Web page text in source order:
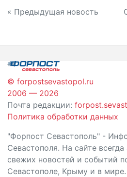
Навигация
записям
« Предыдущая новость
© forpostsevastopol.ru
2006 — 2026
Почта редакции:
Политика обработки данных
"Форпост Севастополь" -
Севастополя. На сайте всегда
свежих новостей и событий
Севастополе, Крыму и в